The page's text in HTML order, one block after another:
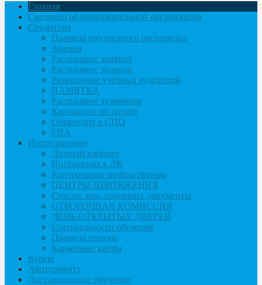
Главная
Сведения об образовательной организации
Студентам
Правила внутреннего распорядка
Замены
Расписание занятий
Расписание звонков
Размещение учебных аудиторий
ПАМЯТКА
Расписание экзаменов
Квитанции об оплате
Обркредит в СПО
ГИА
Поступающим
Личный кабинет
Инструкция к ЛК
Контрольные цифры приема
ЦЕНТРЫ ПРИТЯЖЕНИЯ
Список лиц, подавших документы
ОТБОРОЧНАЯ КОМИССИЯ
ДЕНЬ ОТКРЫТЫХ ДВЕРЕЙ
Специальности обучения
Правила приема
Карьерные карты
Курсы
Абитуриенту
Дистанционное обучение